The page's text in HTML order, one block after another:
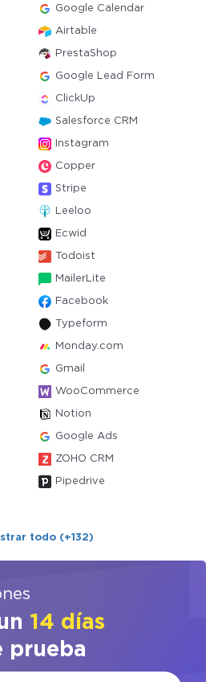
Google Calendar
Airtable
PrestaShop
Google Lead Form
ClickUp
Salesforce CRM
Instagram
Copper
Stripe
Leeloo
Ecwid
Todoist
MailerLite
Facebook
Typeform
Monday.com
Gmail
WooCommerce
Notion
Google Ads
ZOHO CRM
Pipedrive
todo (+132)
14 días
prueba